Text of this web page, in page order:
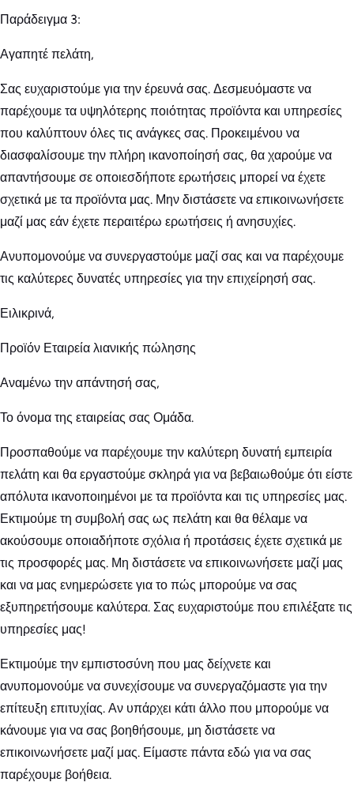
Παράδειγμα 3:
Αγαπητέ πελάτη,
Σας ευχαριστούμε για την έρευνά σας. Δεσμευόμαστε να
παρέχουμε τα υψηλότερης ποιότητας προϊόντα και υπηρεσίες
που καλύπτουν όλες τις ανάγκες σας. Προκειμένου να
διασφαλίσουμε την πλήρη ικανοποίησή σας, θα χαρούμε να
απαντήσουμε σε οποιεσδήποτε ερωτήσεις μπορεί να έχετε
σχετικά με τα προϊόντα μας. Μην διστάσετε να επικοινωνήσετε
μαζί μας εάν έχετε περαιτέρω ερωτήσεις ή ανησυχίες.
Ανυπομονούμε να συνεργαστούμε μαζί σας και να παρέχουμε
τις καλύτερες δυνατές υπηρεσίες για την επιχείρησή σας.
Ειλικρινά,
Προϊόν Εταιρεία λιανικής πώλησης
Αναμένω την απάντησή σας,
Το όνομα της εταιρείας σας Ομάδα.
Προσπαθούμε να παρέχουμε την καλύτερη δυνατή εμπειρία
πελάτη και θα εργαστούμε σκληρά για να βεβαιωθούμε ότι είστε
απόλυτα ικανοποιημένοι με τα προϊόντα και τις υπηρεσίες μας.
Εκτιμούμε τη συμβολή σας ως πελάτη και θα θέλαμε να
ακούσουμε οποιαδήποτε σχόλια ή προτάσεις έχετε σχετικά με
τις προσφορές μας. Μη διστάσετε να επικοινωνήσετε μαζί μας
και να μας ενημερώσετε για το πώς μπορούμε να σας
εξυπηρετήσουμε καλύτερα. Σας ευχαριστούμε που επιλέξατε τις
υπηρεσίες μας!
Εκτιμούμε την εμπιστοσύνη που μας δείχνετε και
ανυπομονούμε να συνεχίσουμε να συνεργαζόμαστε για την
επίτευξη επιτυχίας. Αν υπάρχει κάτι άλλο που μπορούμε να
κάνουμε για να σας βοηθήσουμε, μη διστάσετε να
επικοινωνήσετε μαζί μας. Είμαστε πάντα εδώ για να σας
παρέχουμε βοήθεια.